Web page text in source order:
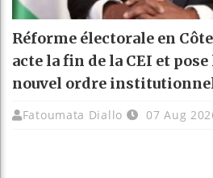
Réforme électorale en
acte la fin de la CEI et
nouvel ordre
Fatoumata Diallo 07 Aug